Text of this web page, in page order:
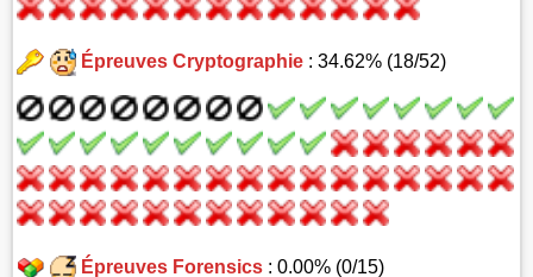
Épreuves Cryptographie: 34.62% (18/52)
Épreuves Forensics: 0.00% (0/15)